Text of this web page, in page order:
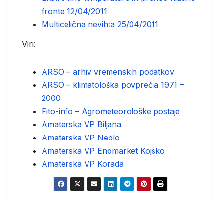
fronte 12/04/2011
Multicelična nevihta 25/04/2011
Viri:
ARSO – arhiv vremenskih podatkov
ARSO – klimatološka povprečja 1971 –
2000
Fito-info – Agrometeorološke postaje
Amaterska VP Biljana
Amaterska VP Neblo
Amaterska VP Enomarket Kojsko
Amaterska VP Korada